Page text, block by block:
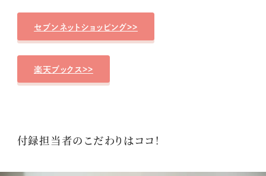
セブンネットショッピング>>
楽天ブックス>>
付録担当者のこだわりはココ！